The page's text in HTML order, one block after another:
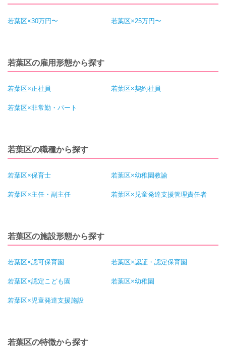
若葉区×30万円〜 若葉区×25万円〜
若葉区の雇用形態から探す
若葉区×正社員 若葉区×契約社員
若葉区×非常勤・パート
若葉区の職種から探す
若葉区×保育士 若葉区×幼稚園教諭
若葉区×主任・副主任 若葉区×児童発達支援管理責任者
若葉区の施設形態から探す
若葉区×認可保育園 若葉区×認証・認定保育園
若葉区×認定こども園 若葉区×幼稚園
若葉区×児童発達支援施設
若葉区の特徴から探す